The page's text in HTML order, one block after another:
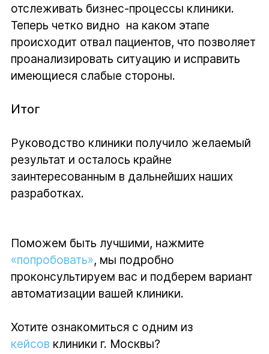
отслеживать бизнес-процессы клиники.
Теперь четко видно на каком этапе
происходит отвал пациентов, что позволяет
проанализировать ситуацию и исправить
имеющиеся слабые стороны.
Итог
Руководство клиники получило желаемый
результат и осталось крайне
заинтересованным в дальнейших наших
разработках.
Поможем быть лучшими, нажмите
«попробовать», мы подробно
проконсультируем вас и подберем вариант
автоматизации вашей клиники.
Хотите ознакомиться с одним из
кейсов клиники г. Москвы?